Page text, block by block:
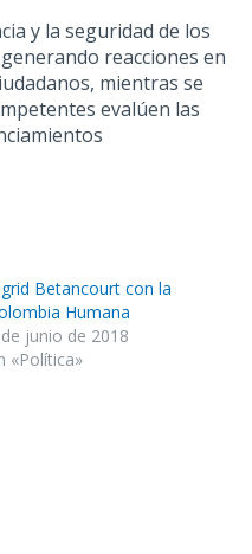
y la seguridad de los
reacciones en
mientras se
evalúen las
Betancourt con la
Humana
junio de 2018
«Política»